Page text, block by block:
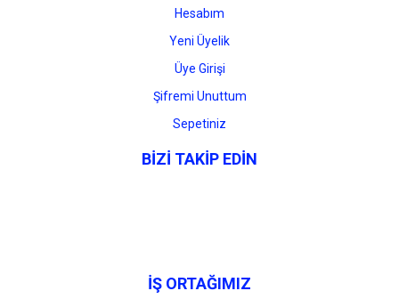
Hesabım
Yeni Üyelik
Üye Girişi
Şifremi Unuttum
Sepetiniz
BİZİ TAKİP EDİN
İŞ ORTAĞIMIZ